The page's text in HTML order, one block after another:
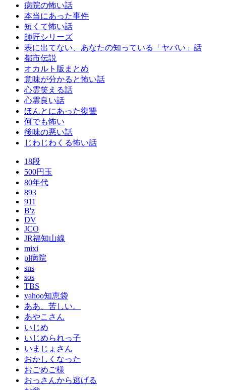
病院の怖い話
本当にあった事件
短くて怖い話
師匠シリーズ
表に出てない、あなたの知っている「ヤバい」話
都市伝説
オカルト版まとめ
意味が分かると怖い話
心霊笑える話
心霊良い話
ほんとにあった復讐
何でも怖い
後味の悪い話
じわじわくる怖い話
18段
500円玉
80年代
893
911
B'z
DV
JCO
JR福知山線
mixi
pl病院
sns
sos
TBS
yahoo知恵袋
ああ、苦しい。
あやこさん
いじめ
いじめられっ子
いまじょさん
おかしくなった
おごめご様
おっさんから逃げる